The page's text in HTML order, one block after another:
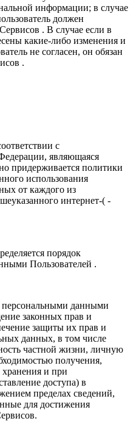
информации; в случае
должен
. В случае если в
какие-либо изменения и
не согласен, он обязан
.
с
являющаяся
придерживается политики
использования
от каждого из
интернет-( -
порядок
Пользователей .
персональными данными
законных прав и
защиты их прав и
данных, в том числе
частной жизни, личную
получения,
хранения и при
доступа) в
пределах сведений,
для достижения